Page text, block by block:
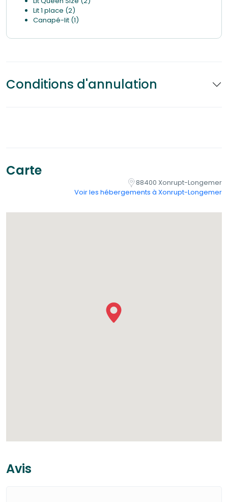
Lit 1 place (2)
Canapé-lit (1)
Conditions d'annulation
Carte
88400 Xonrupt-Longemer
Voir les hébergements à Xonrupt-Longemer
Avis